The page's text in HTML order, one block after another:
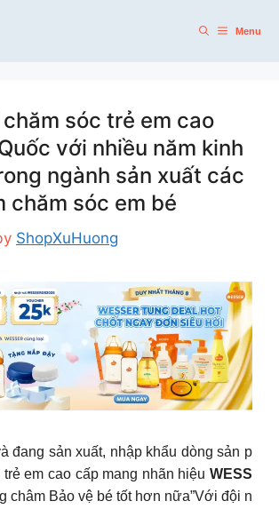
Menu
chăm sóc trẻ em cao
với nhiều năm kinh
ngành sản xuất các
chăm sóc em bé
ShopXuHuong
đang sản xuất, nhập khẩu dòng sản p
trẻ em cao cấp mang nhãn hiệu WESS
châm Bảo vệ bé tốt hơn nữa”Với đội n